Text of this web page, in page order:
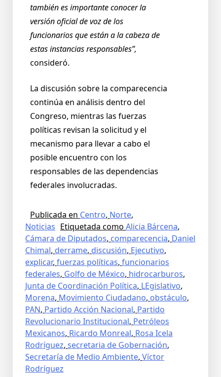
también es importante conocer la
versión oficial de voz de los
funcionarios que están a la cabeza de
estas instancias responsables”,
consideró.
La discusión sobre la comparecencia
continúa en análisis dentro del
Congreso, mientras las fuerzas
políticas revisan la solicitud y el
mecanismo para llevar a cabo el
posible encuentro con los
responsables de las dependencias
federales involucradas.
Publicada en Centro, Norte,
Noticias Etiquetada como Alicia Bárcena,
Cámara de Diputados, comparecencia, Daniel
Chimal, derrame, discusión, Ejecutivo,
explicar, fuerzas políticas, funcionarios
federales, Golfo de México, hidrocarburos,
Junta de Coordinación Política, LEgislativo,
Morena, Movimiento Ciudadano, obstáculo,
PAN, Partido Acción Nacional, Partido
Revolucionario Institucional, Petróleos
Mexicanos, Ricardo Monreal, Rosa Icela
Rodríguez, secretaria de Gobernación,
Secretaría de Medio Ambiente, Víctor
Rodríguez